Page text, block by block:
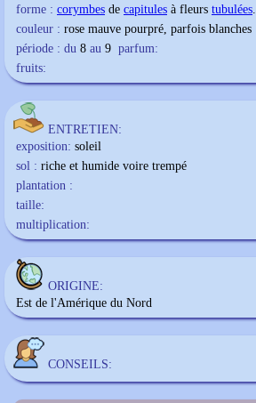
forme : corymbes de capitules à fleurs tubulées.
couleur : rose mauve pourpré, parfois blanches
période : du 8 au 9 parfum:
fruits:
ENTRETIEN:
exposition: soleil
sol : riche et humide voire trempé
plantation :
taille:
multiplication:
ORIGINE:
Est de l'Amérique du Nord
CONSEILS: